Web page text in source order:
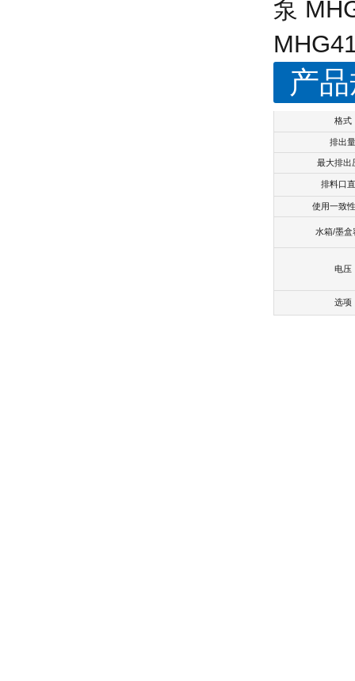
产
格式
排出量
最大排出
排料口
使用一致
水箱/墨盒
电压
选项